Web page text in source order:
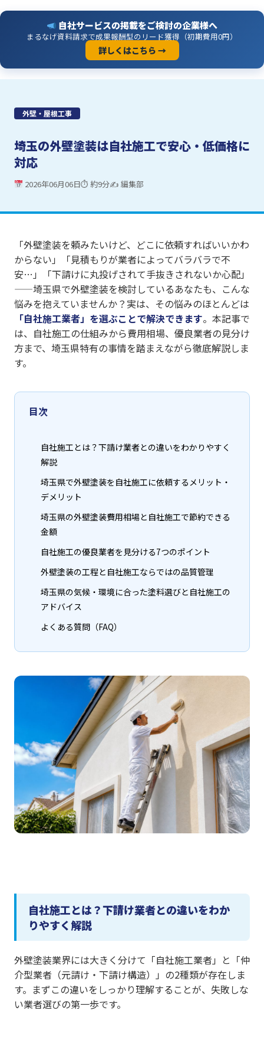
自社サービスの掲載をご検討の企業様へ
まるなげ資料請求で成果報酬型のリード獲得（初期費用0円）
詳しくはこちら →
外壁・屋根工事
埼玉の外壁塗装は自社施工で安心・低価格に
対応
2026年06月06日⏱ 約9分✍ 編集部
「外壁塗装を頼みたいけど、どこに依頼すればいいかわ
からない」「見積もりが業者によってバラバラで不
安…」「下請けに丸投げされて手抜きされないか心配」
——埼玉県で外壁塗装を検討しているあなたも、こんな
悩みを抱えていませんか？実は、その悩みのほとんどは
「自社施工業者」を選ぶことで解決できます。本記事で
は、自社施工の仕組みから費用相場、優良業者の見分け
方まで、埼玉県特有の事情を踏まえながら徹底解説しま
す。
目次
自社施工とは？下請け業者との違いをわかりやすく
解説
埼玉県で外壁塗装を自社施工に依頼するメリット・
デメリット
埼玉県の外壁塗装費用相場と自社施工で節約できる
金額
自社施工の優良業者を見分ける7つのポイント
外壁塗装の工程と自社施工ならではの品質管理
埼玉県の気候・環境に合った塗料選びと自社施工の
アドバイス
よくある質問（FAQ）
自社施工とは？下請け業者との違いをわか
りやすく解説
外壁塗装業界には大きく分けて「自社施工業者」と「仲
介型業者（元請け・下請け構造）」の2種類が存在しま
す。まずこの違いをしっかり理解することが、失敗しな
い業者選びの第一歩です。